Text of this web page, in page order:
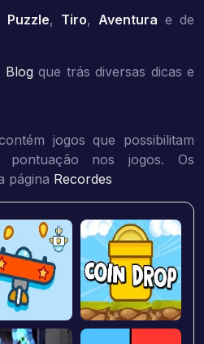
Puzzle, Tiro, Aventura e de
Blog que trás diversas dicas e
jogos que possibilitam
pontuação nos jogos. Os
página Recordes